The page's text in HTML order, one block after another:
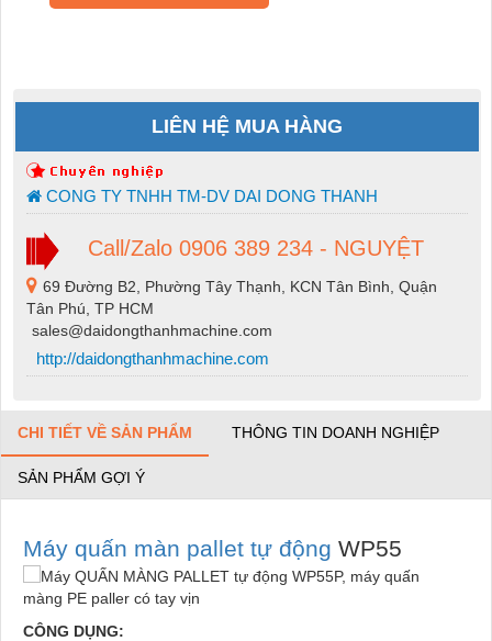
LIÊN HỆ MUA HÀNG
CONG TY TNHH TM-DV DAI DONG THANH
Call/Zalo 0906 389 234 - NGUYỆT
69 Đường B2, Phường Tây Thạnh, KCN Tân Bình, Quận
Tân Phú, TP HCM
sales@daidongthanhmachine.com
http://daidongthanhmachine.com
CHI TIẾT VỀ SẢN PHẨM THÔNG TIN DOANH NGHIỆP
SẢN PHẨM GỢI Ý
Máy quấn màn pallet tự động WP55
CÔNG DỤNG: